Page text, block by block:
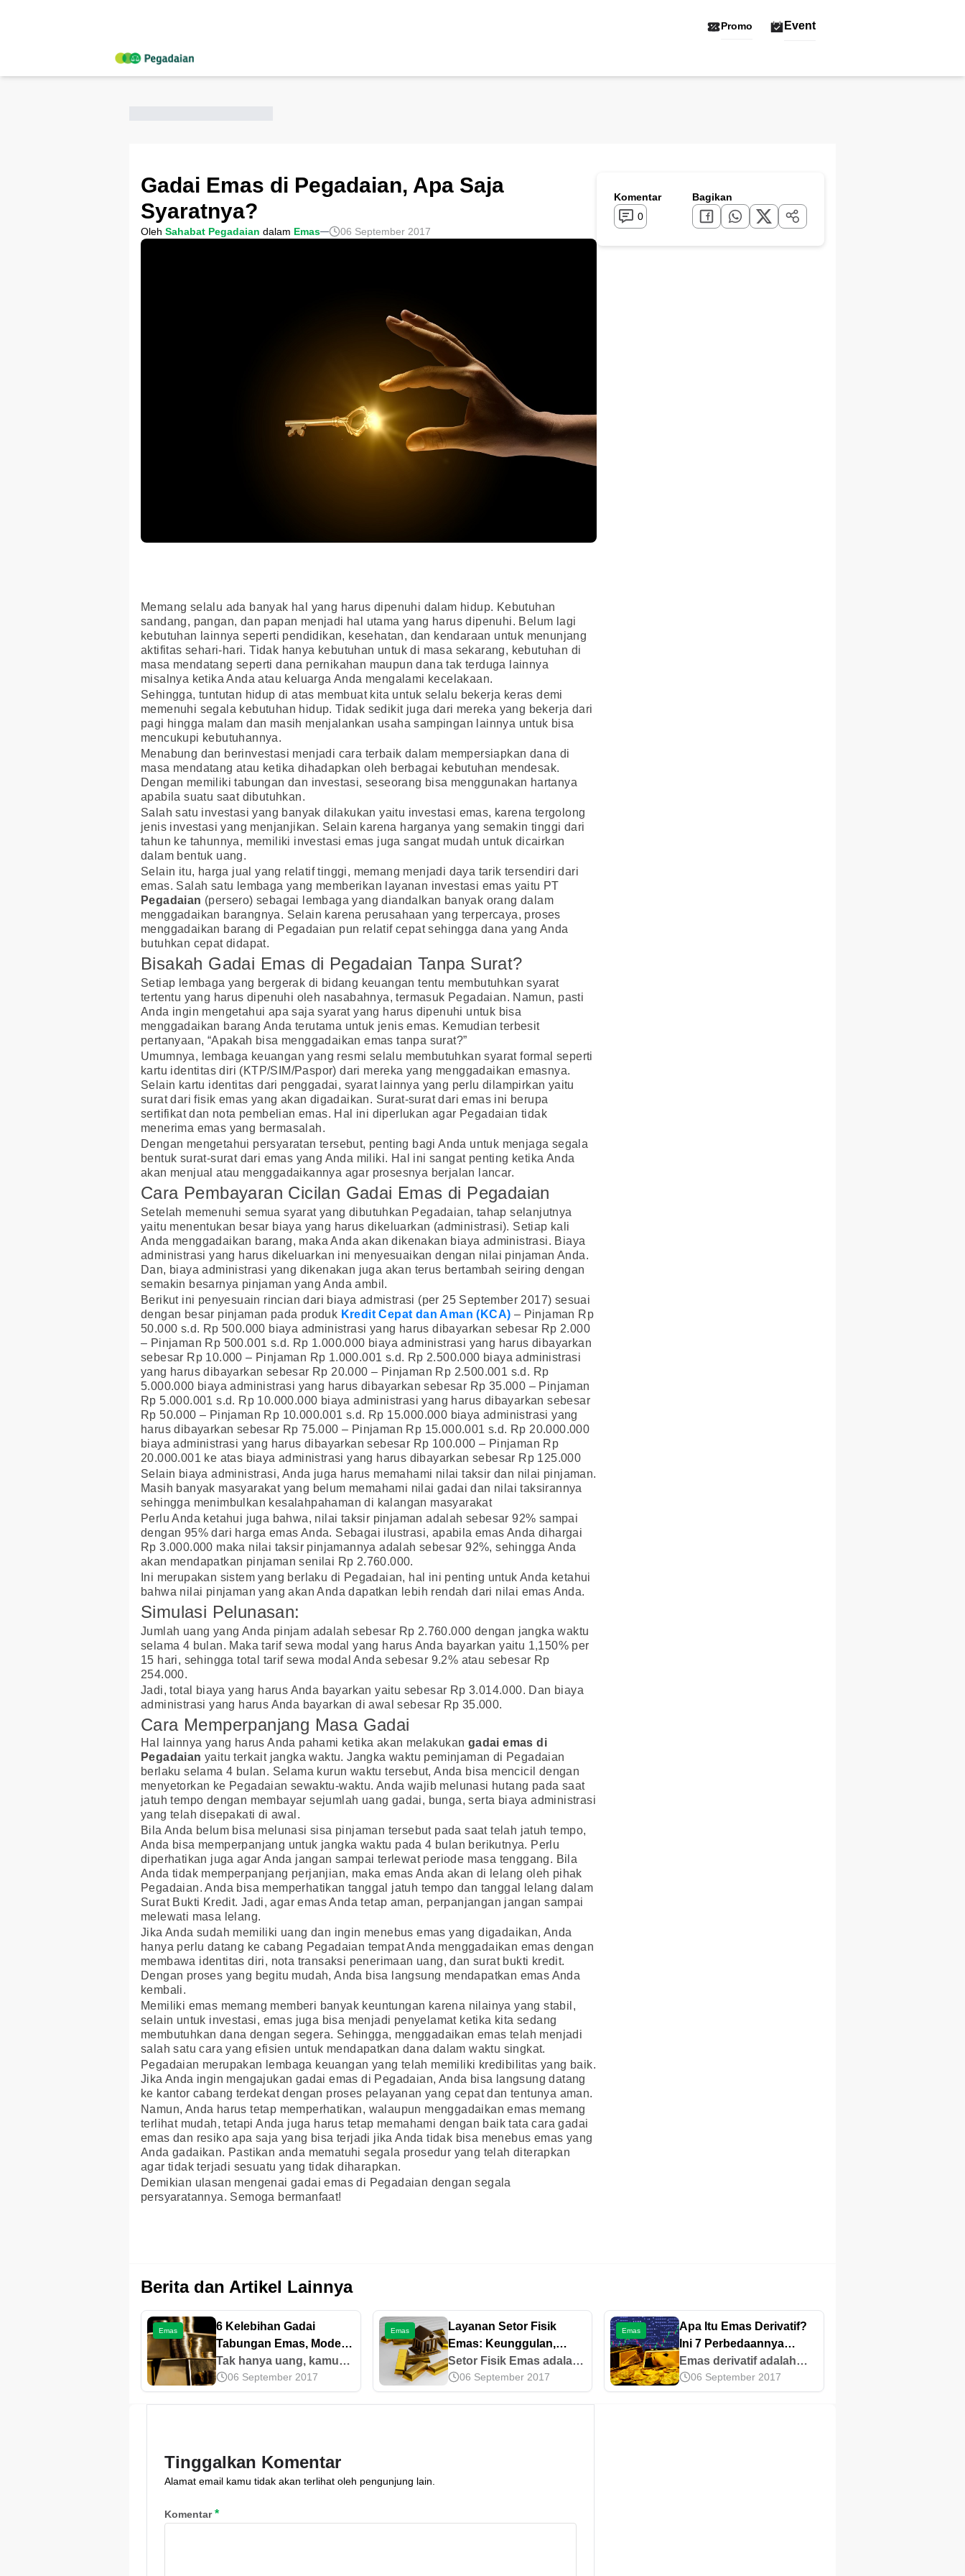
Promo Event
Gadai Emas di Pegadaian, Apa Saja
Syaratnya?
Oleh Sahabat Pegadaian dalam Emas 06 September 2017
Memang selalu ada banyak hal yang harus dipenuhi dalam hidup. Kebutuhan
sandang, pangan, dan papan menjadi hal utama yang harus dipenuhi. Belum lagi
kebutuhan lainnya seperti pendidikan, kesehatan, dan kendaraan untuk menunjang
aktifitas sehari-hari. Tidak hanya kebutuhan untuk di masa sekarang, kebutuhan di
masa mendatang seperti dana pernikahan maupun dana tak terduga lainnya
misalnya ketika Anda atau keluarga Anda mengalami kecelakaan.
Sehingga, tuntutan hidup di atas membuat kita untuk selalu bekerja keras demi
memenuhi segala kebutuhan hidup. Tidak sedikit juga dari mereka yang bekerja dari
pagi hingga malam dan masih menjalankan usaha sampingan lainnya untuk bisa
mencukupi kebutuhannya.
Menabung dan berinvestasi menjadi cara terbaik dalam mempersiapkan dana di
masa mendatang atau ketika dihadapkan oleh berbagai kebutuhan mendesak.
Dengan memiliki tabungan dan investasi, seseorang bisa menggunakan hartanya
apabila suatu saat dibutuhkan.
Salah satu investasi yang banyak dilakukan yaitu investasi emas, karena tergolong
jenis investasi yang menjanjikan. Selain karena harganya yang semakin tinggi dari
tahun ke tahunnya, memiliki investasi emas juga sangat mudah untuk dicairkan
dalam bentuk uang.
Selain itu, harga jual yang relatif tinggi, memang menjadi daya tarik tersendiri dari
emas. Salah satu lembaga yang memberikan layanan investasi emas yaitu PT
Pegadaian (persero) sebagai lembaga yang diandalkan banyak orang dalam
menggadaikan barangnya. Selain karena perusahaan yang terpercaya, proses
menggadaikan barang di Pegadaian pun relatif cepat sehingga dana yang Anda
butuhkan cepat didapat.
Bisakah Gadai Emas di Pegadaian Tanpa Surat?
Setiap lembaga yang bergerak di bidang keuangan tentu membutuhkan syarat
tertentu yang harus dipenuhi oleh nasabahnya, termasuk Pegadaian. Namun, pasti
Anda ingin mengetahui apa saja syarat yang harus dipenuhi untuk bisa
menggadaikan barang Anda terutama untuk jenis emas. Kemudian terbesit
pertanyaan, “Apakah bisa menggadaikan emas tanpa surat?”
Umumnya, lembaga keuangan yang resmi selalu membutuhkan syarat formal seperti
kartu identitas diri (KTP/SIM/Paspor) dari mereka yang menggadaikan emasnya.
Selain kartu identitas dari penggadai, syarat lainnya yang perlu dilampirkan yaitu
surat dari fisik emas yang akan digadaikan. Surat-surat dari emas ini berupa
sertifikat dan nota pembelian emas. Hal ini diperlukan agar Pegadaian tidak
menerima emas yang bermasalah.
Dengan mengetahui persyaratan tersebut, penting bagi Anda untuk menjaga segala
bentuk surat-surat dari emas yang Anda miliki. Hal ini sangat penting ketika Anda
akan menjual atau menggadaikannya agar prosesnya berjalan lancar.
Cara Pembayaran Cicilan Gadai Emas di Pegadaian
Setelah memenuhi semua syarat yang dibutuhkan Pegadaian, tahap selanjutnya
yaitu menentukan besar biaya yang harus dikeluarkan (administrasi). Setiap kali
Anda menggadaikan barang, maka Anda akan dikenakan biaya administrasi. Biaya
administrasi yang harus dikeluarkan ini menyesuaikan dengan nilai pinjaman Anda.
Dan, biaya administrasi yang dikenakan juga akan terus bertambah seiring dengan
semakin besarnya pinjaman yang Anda ambil.
Berikut ini penyesuain rincian dari biaya admistrasi (per 25 September 2017) sesuai
dengan besar pinjaman pada produk Kredit Cepat dan Aman (KCA) – Pinjaman Rp
50.000 s.d. Rp 500.000 biaya administrasi yang harus dibayarkan sebesar Rp 2.000
– Pinjaman Rp 500.001 s.d. Rp 1.000.000 biaya administrasi yang harus dibayarkan
sebesar Rp 10.000 – Pinjaman Rp 1.000.001 s.d. Rp 2.500.000 biaya administrasi
yang harus dibayarkan sebesar Rp 20.000 – Pinjaman Rp 2.500.001 s.d. Rp
5.000.000 biaya administrasi yang harus dibayarkan sebesar Rp 35.000 – Pinjaman
Rp 5.000.001 s.d. Rp 10.000.000 biaya administrasi yang harus dibayarkan sebesar
Rp 50.000 – Pinjaman Rp 10.000.001 s.d. Rp 15.000.000 biaya administrasi yang
harus dibayarkan sebesar Rp 75.000 – Pinjaman Rp 15.000.001 s.d. Rp 20.000.000
biaya administrasi yang harus dibayarkan sebesar Rp 100.000 – Pinjaman Rp
20.000.001 ke atas biaya administrasi yang harus dibayarkan sebesar Rp 125.000
Selain biaya administrasi, Anda juga harus memahami nilai taksir dan nilai pinjaman.
Masih banyak masyarakat yang belum memahami nilai gadai dan nilai taksirannya
sehingga menimbulkan kesalahpahaman di kalangan masyarakat
Perlu Anda ketahui juga bahwa, nilai taksir pinjaman adalah sebesar 92% sampai
dengan 95% dari harga emas Anda. Sebagai ilustrasi, apabila emas Anda dihargai
Rp 3.000.000 maka nilai taksir pinjamannya adalah sebesar 92%, sehingga Anda
akan mendapatkan pinjaman senilai Rp 2.760.000.
Ini merupakan sistem yang berlaku di Pegadaian, hal ini penting untuk Anda ketahui
bahwa nilai pinjaman yang akan Anda dapatkan lebih rendah dari nilai emas Anda.
Simulasi Pelunasan:
Jumlah uang yang Anda pinjam adalah sebesar Rp 2.760.000 dengan jangka waktu
selama 4 bulan. Maka tarif sewa modal yang harus Anda bayarkan yaitu 1,150% per
15 hari, sehingga total tarif sewa modal Anda sebesar 9.2% atau sebesar Rp
254.000.
Jadi, total biaya yang harus Anda bayarkan yaitu sebesar Rp 3.014.000. Dan biaya
administrasi yang harus Anda bayarkan di awal sebesar Rp 35.000.
Cara Memperpanjang Masa Gadai
Hal lainnya yang harus Anda pahami ketika akan melakukan gadai emas di
Pegadaian yaitu terkait jangka waktu. Jangka waktu peminjaman di Pegadaian
berlaku selama 4 bulan. Selama kurun waktu tersebut, Anda bisa mencicil dengan
menyetorkan ke Pegadaian sewaktu-waktu. Anda wajib melunasi hutang pada saat
jatuh tempo dengan membayar sejumlah uang gadai, bunga, serta biaya administrasi
yang telah disepakati di awal.
Bila Anda belum bisa melunasi sisa pinjaman tersebut pada saat telah jatuh tempo,
Anda bisa memperpanjang untuk jangka waktu pada 4 bulan berikutnya. Perlu
diperhatikan juga agar Anda jangan sampai terlewat periode masa tenggang. Bila
Anda tidak memperpanjang perjanjian, maka emas Anda akan di lelang oleh pihak
Pegadaian. Anda bisa memperhatikan tanggal jatuh tempo dan tanggal lelang dalam
Surat Bukti Kredit. Jadi, agar emas Anda tetap aman, perpanjangan jangan sampai
melewati masa lelang.
Jika Anda sudah memiliki uang dan ingin menebus emas yang digadaikan, Anda
hanya perlu datang ke cabang Pegadaian tempat Anda menggadaikan emas dengan
membawa identitas diri, nota transaksi penerimaan uang, dan surat bukti kredit.
Dengan proses yang begitu mudah, Anda bisa langsung mendapatkan emas Anda
kembali.
Memiliki emas memang memberi banyak keuntungan karena nilainya yang stabil,
selain untuk investasi, emas juga bisa menjadi penyelamat ketika kita sedang
membutuhkan dana dengan segera. Sehingga, menggadaikan emas telah menjadi
salah satu cara yang efisien untuk mendapatkan dana dalam waktu singkat.
Pegadaian merupakan lembaga keuangan yang telah memiliki kredibilitas yang baik.
Jika Anda ingin mengajukan gadai emas di Pegadaian, Anda bisa langsung datang
ke kantor cabang terdekat dengan proses pelayanan yang cepat dan tentunya aman.
Namun, Anda harus tetap memperhatikan, walaupun menggadaikan emas memang
terlihat mudah, tetapi Anda juga harus tetap memahami dengan baik tata cara gadai
emas dan resiko apa saja yang bisa terjadi jika Anda tidak bisa menebus emas yang
Anda gadaikan. Pastikan anda mematuhi segala prosedur yang telah diterapkan
agar tidak terjadi sesuatu yang tidak diharapkan.
Demikian ulasan mengenai gadai emas di Pegadaian dengan segala
persyaratannya. Semoga bermanfaat!
Komentar
0
Bagikan
Berita dan Artikel Lainnya
Emas
6 Kelebihan Gadai
Tabungan Emas, Model
Baru Gadai di Pegadaian
Tak hanya uang, kamu
juga bisa menabung
emas di Pegadaian.
di sini.
06 September 2017
Emas
Layanan Setor Fisik
Emas: Keunggulan,
Syarat, & Cara Kerja
Setor Fisik Emas adalah
fitur baru Tabungan
Emas Pegadaian yang
06 September 2017
Emas
Apa Itu Emas Derivatif?
Ini 7 Perbedaannya
dengan Emas Fisik
Emas derivatif adalah
emas nonfisik yang
nilainya berhubungan
06 September 2017
Tinggalkan Komentar
Alamat email kamu tidak akan terlihat oleh pengunjung lain.
Komentar*